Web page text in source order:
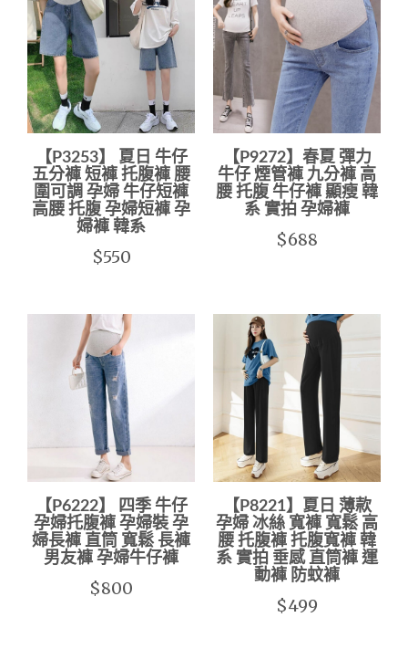
【P3253】 夏日 牛仔
五分褲 短褲 托腹褲 腰
圍可調 孕婦 牛仔短褲
高腰 托腹 孕婦短褲 孕
婦褲 韓系
$550
【P9272】春夏 彈力
牛仔 煙管褲 九分褲 高
腰 托腹 牛仔褲 顯瘦 韓
系 實拍 孕婦褲
$688
【P6222】 四季 牛仔
孕婦托腹褲 孕婦裝 孕
婦長褲 直筒 寬鬆 長褲
男友褲 孕婦牛仔褲
$800
【P8221】夏日 薄款
孕婦 冰絲 寬褲 寬鬆 高
腰 托腹褲 托腹寬褲 韓
系 實拍 垂感 直筒褲 運
動褲 防蚊褲
$499